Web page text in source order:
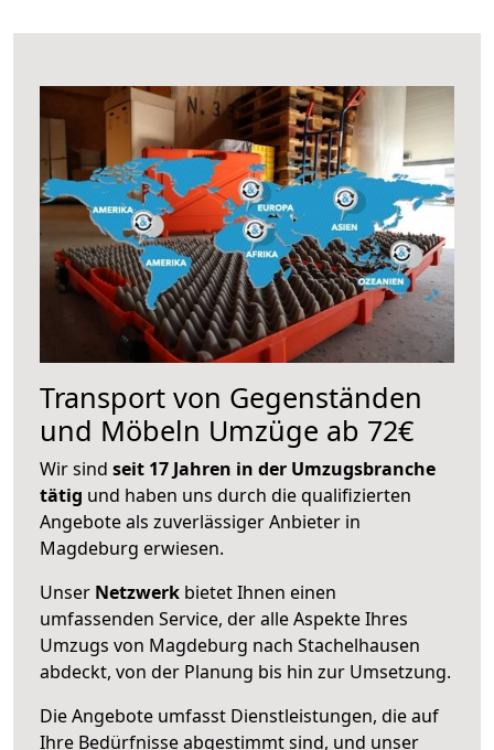
Transport von Gegenständen
und Möbeln Umzüge ab 72€
Wir sind seit 17 Jahren in der Umzugsbranche
tätig und haben uns durch die qualifizierten
Angebote als zuverlässiger Anbieter in
Magdeburg erwiesen.
Unser Netzwerk bietet Ihnen einen
umfassenden Service, der alle Aspekte Ihres
Umzugs von Magdeburg nach Stachelhausen
abdeckt, von der Planung bis hin zur Umsetzung.
Die Angebote umfasst Dienstleistungen, die auf
Ihre Bedürfnisse abgestimmt sind, und unser